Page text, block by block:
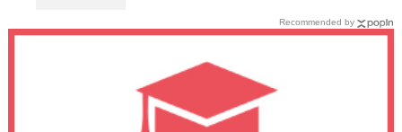
額に唖然「何かの間違いでは？」Recommended by